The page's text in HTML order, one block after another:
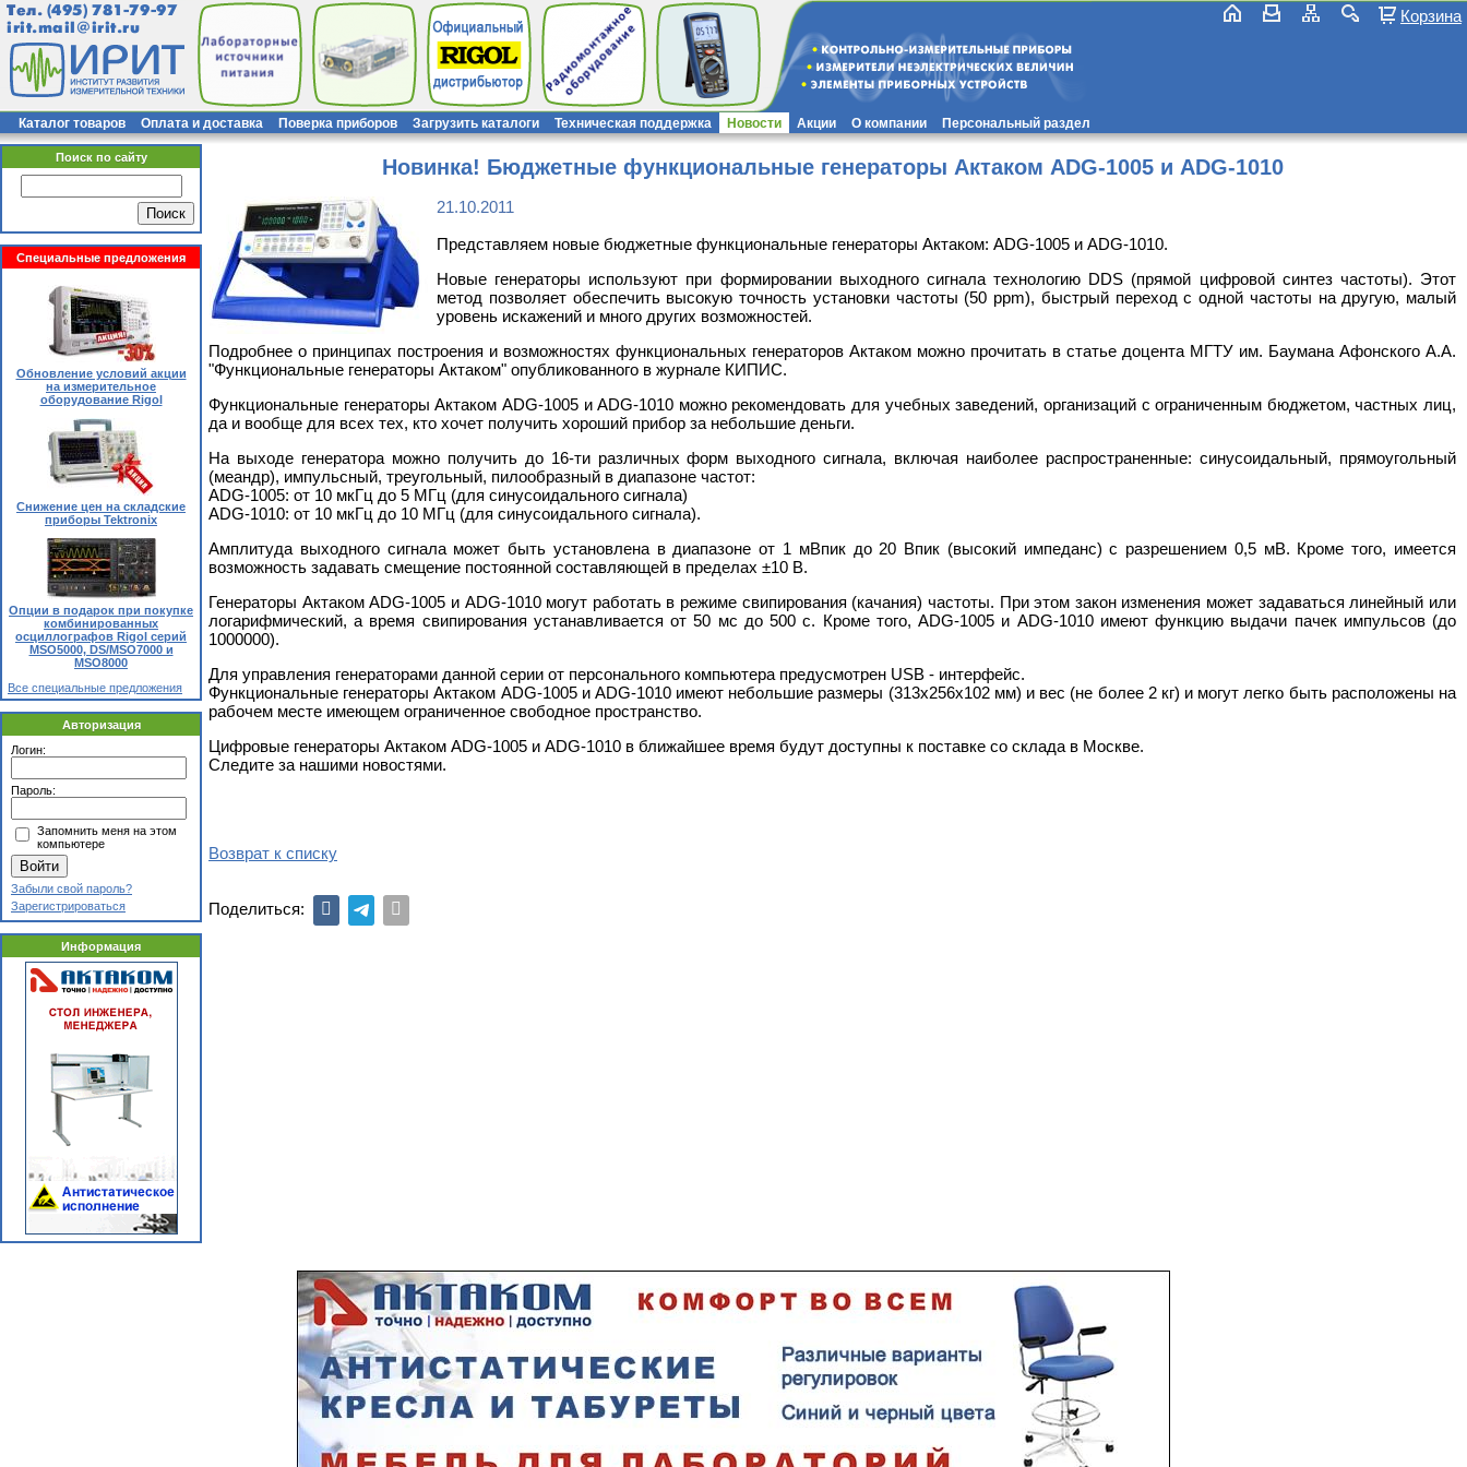
Тел. (495) 781-79-97
irit.mail@irit.ru
Корзина
Каталог товаров Оплата и доставка Поверка приборов Загрузить каталоги Техническая поддержка Новости Акции О компании Персональный раздел
Поиск по сайту
Специальные предложения
Обновление условий акции
на измерительное
оборудование Rigol
Снижение цен на складские
приборы Tektronix
Опции в подарок при покупке
комбинированных
осциллографов Rigol серий
MSO5000, DS/MSO7000 и
MSO8000
Все специальные предложения
Авторизация
Логин:
Пароль:
Запомнить меня на этом
компьютере
Забыли свой пароль?
Зарегистрироваться
Информация
Новинка! Бюджетные функциональные генераторы Актаком АDG-1005 и АDG-1010
21.10.2011
Представляем новые бюджетные функциональные генераторы Актаком: АDG-1005 и АDG-1010.
Новые генераторы используют при формировании выходного сигнала технологию DDS (прямой цифровой синтез частоты). Этот
метод позволяет обеспечить высокую точность установки частоты (50 ppm), быстрый переход с одной частоты на другую, малый
уровень искажений и много других возможностей.
Подробнее о принципах построения и возможностях функциональных генераторов Актаком можно прочитать в статье доцента МГТУ им. Баумана Афонского А.А.
"Функциональные генераторы Актаком" опубликованного в журнале КИПИС.
Функциональные генераторы Актаком АDG-1005 и АDG-1010 можно рекомендовать для учебных заведений, организаций с ограниченным бюджетом, частных лиц,
да и вообще для всех тех, кто хочет получить хороший прибор за небольшие деньги.
На выходе генератора можно получить до 16-ти различных форм выходного сигнала, включая наиболее распространенные: синусоидальный, прямоугольный
(меандр), импульсный, треугольный, пилообразный в диапазоне частот:
АDG-1005: от 10 мкГц до 5 МГц (для синусоидального сигнала)
АDG-1010: от 10 мкГц до 10 МГц (для синусоидального сигнала).
Амплитуда выходного сигнала может быть установлена в диапазоне от 1 мВпик до 20 Впик (высокий импеданс) с разрешением 0,5 мВ. Кроме того, имеется
возможность задавать смещение постоянной составляющей в пределах ±10 В.
Генераторы Актаком АDG-1005 и АDG-1010 могут работать в режиме свипирования (качания) частоты. При этом закон изменения может задаваться линейный или
логарифмический, а время свипирования устанавливается от 50 мс до 500 с. Кроме того, АDG-1005 и АDG-1010 имеют функцию выдачи пачек импульсов (до
1000000).
Для управления генераторами данной серии от персонального компьютера предусмотрен USB - интерфейс.
Функциональные генераторы Актаком АDG-1005 и АDG-1010 имеют небольшие размеры (313х256х102 мм) и вес (не более 2 кг) и могут легко быть расположены на
рабочем месте имеющем ограниченное свободное пространство.
Цифровые генераторы Актаком АDG-1005 и АDG-1010 в ближайшее время будут доступны к поставке со склада в Москве.
Следите за нашими новостями.
Возврат к списку
Поделиться: